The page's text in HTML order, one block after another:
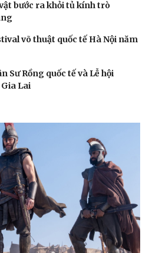
Đọc truyện đêm khuya
Cửa sổ tình yêu
Kể chuyện cho bé
Hạt giống tâm hồn
bước ra khỏi tủ kính trò
võ thuật quốc tế Hà Nội năm
Sư Rồng quốc tế và Lễ hội
Lai